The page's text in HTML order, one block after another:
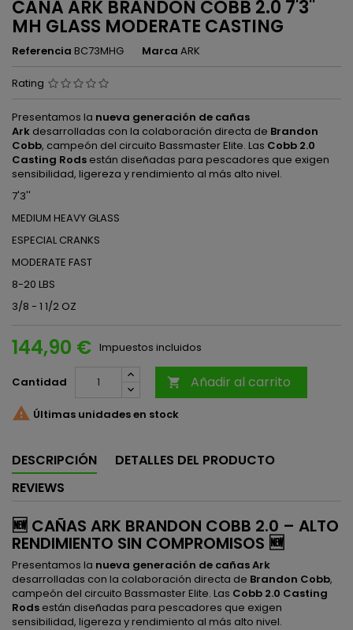
CAÑA ARK BRANDON COBB 2.0 7'3''
MH GLASS MODERATE CASTING
Referencia BC73MHG Marca ARK
Rating
Presentamos la nueva generación de cañas
Ark desarrolladas con la colaboración directa de Brandon
Cobb, campeón del circuito Bassmaster Elite. Las Cobb 2.0
Casting Rods están diseñadas para pescadores que exigen
sensibilidad, ligereza y rendimiento al más alto nivel.
7'3''
MEDIUM HEAVY GLASS
ESPECIAL CRANKS
MODERATE FAST
8-20 LBS
3/8 - 1 1/2 OZ
144,90 € Impuestos incluidos
Cantidad  Añadir al carrito
 Últimas unidades en stock
DESCRIPCIÓN
DETALLES DEL PRODUCTO
REVIEWS
🆕 CAÑAS ARK BRANDON COBB 2.0 – ALTO
RENDIMIENTO SIN COMPROMISOS 🆕
Presentamos la nueva generación de cañas Ark
desarrolladas con la colaboración directa de Brandon Cobb,
campeón del circuito Bassmaster Elite. Las Cobb 2.0 Casting
Rods están diseñadas para pescadores que exigen
sensibilidad, ligereza y rendimiento al más alto nivel.